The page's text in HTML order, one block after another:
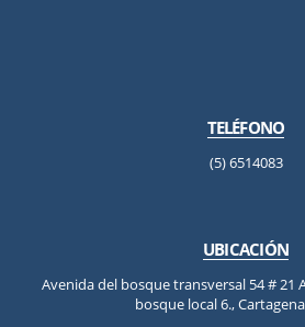
TELÉFONO
(5) 6514083
UBICACIÓN
Avenida del bosque transversal 54 # 21
bosque local 6.,